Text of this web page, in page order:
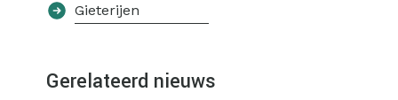
Gieterijen
Gerelateerd nieuws